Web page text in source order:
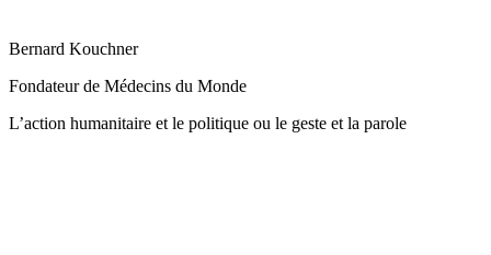
Bernard Kouchner
Fondateur de Médecins du Monde
L’action humanitaire et le politique ou le geste et la parole